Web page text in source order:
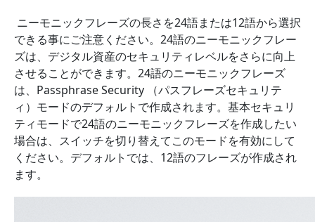
ニーモニックフレーズの長さを24語または12語から選択
できる事にご注意ください。24語のニーモニックフレー
ズは、デジタル資産のセキュリティレベルをさらに向上
させることができます。24語のニーモニックフレーズ
は、Passphrase Security （パスフレーズセキュリテ
ィ）モードのデフォルトで作成されます。 基本セキュリ
ティモードで24語のニーモニックフレーズを作成したい
場合は、スイッチを切り替えてこのモードを有効にして
ください。 デフォルトでは、12語のフレーズが作成され
ます。